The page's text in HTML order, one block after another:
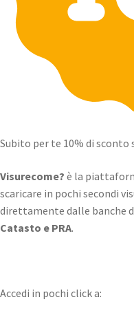
Subito per te 10% di sconto
Visurecome? è la
scaricare in pochi secondi
direttamente dalle banche
Catasto e PRA.
Accedi in pochi click a: